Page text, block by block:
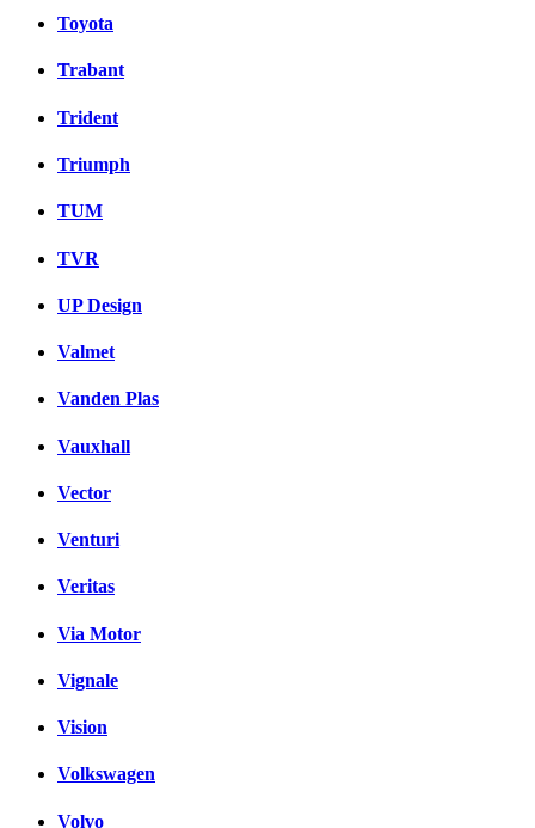
Toyota
Trabant
Trident
Triumph
TUM
TVR
UP Design
Valmet
Vanden Plas
Vauxhall
Vector
Venturi
Veritas
Via Motor
Vignale
Vision
Volkswagen
Volvo